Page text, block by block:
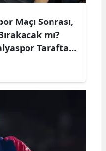
Maçı Sonrası,
mı?
Taraftarı